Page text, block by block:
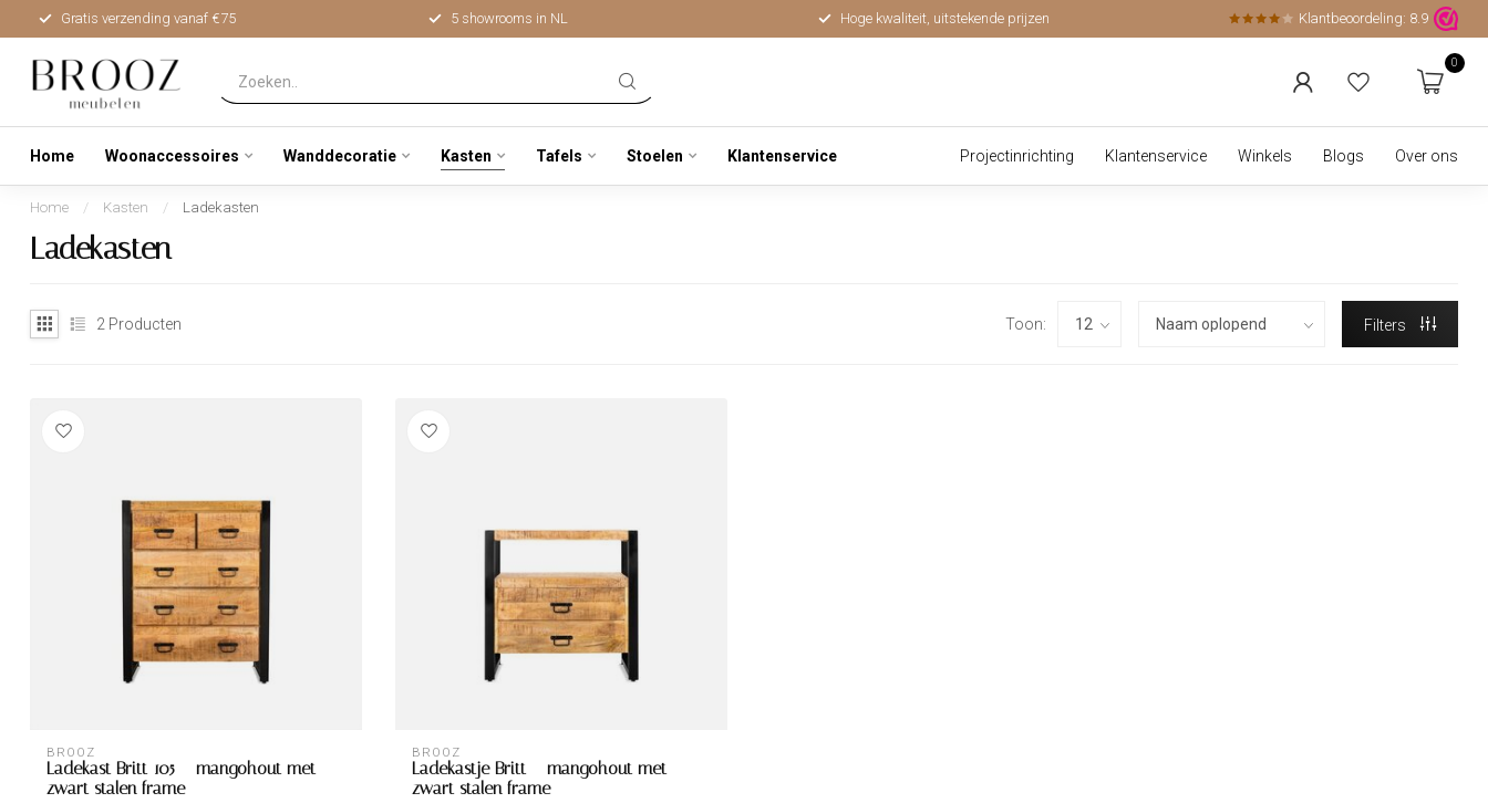
Gratis verzending vanaf €75 5 showrooms in NL Hoge kwaliteit, uitstekende prijzen Klantbeoordeling: 8.9
0
Home Woonaccessoires Wanddecoratie Kasten Tafels Stoelen Klantenservice Projectinrichting Klantenservice Winkels Blogs Over ons
Home / Kasten / Ladekasten
Ladekasten
2 Producten Toon: Filters
BROOZ
Ladekast Britt 105 – mangohout met
zwart stalen frame
BROOZ
Ladekastje Britt – mangohout met
zwart stalen frame